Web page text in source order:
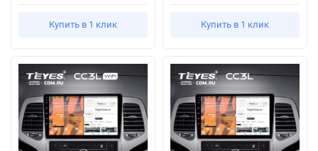
Купить в 1 клик Купить в 1 клик